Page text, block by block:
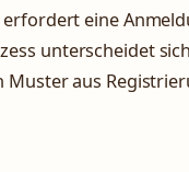
eine
unterscheidet
aus